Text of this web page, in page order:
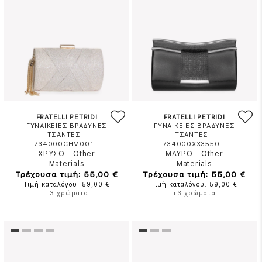
FRATELLI PETRIDI
ΓΥΝΑΙΚΕΙΕΣ ΒΡΑΔΥΝΕΣ
ΤΣΑΝΤΕΣ -
734000CHM001 -
ΧΡΥΣΟ - Other
Materials
Τρέχουσα τιμή: 55,00 €
Τιμή καταλόγου: 59,00 €
+3 χρώματα
FRATELLI PETRIDI
ΓΥΝΑΙΚΕΙΕΣ ΒΡΑΔΥΝΕΣ
ΤΣΑΝΤΕΣ -
734000XX3550 -
ΜΑΥΡΟ - Other
Materials
Τρέχουσα τιμή: 55,00 €
Τιμή καταλόγου: 59,00 €
+3 χρώματα